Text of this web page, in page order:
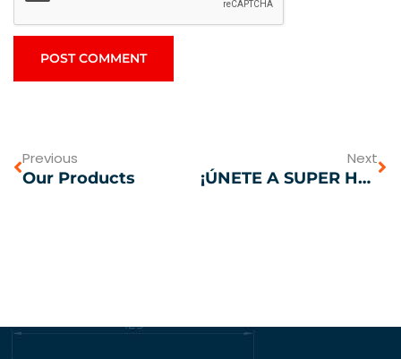
Previous
Our Products
Next
¡ÚNETE A SUPER HOSE EN LA FERIA MUNDIAL DE ZONA LIBRE COLÓN!